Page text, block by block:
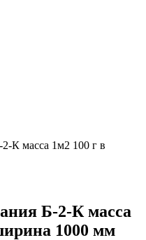
К масса 1м2 100 г в
Б-2-К масса
1000 мм